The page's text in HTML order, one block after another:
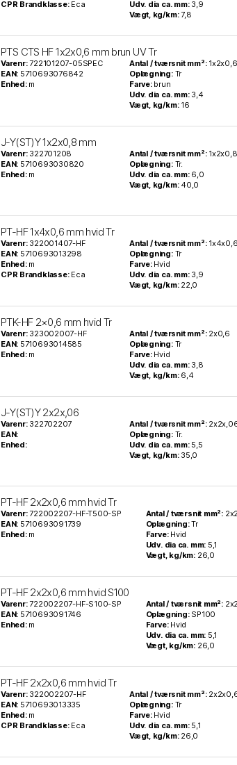
CPR Brandklasse: Eca
Udv. dia ca. mm: 3,9
Vægt, kg/km:7,8
PTS CTS HF 1x2x0,6 mm brun UV Tr
Varenr:722101207-05SPEC
EAN: 5710693076842
Enhed: m
Antal / tværsnit mm²:
Oplægning: Tr
Farve: brun
Udv. dia ca. mm: 3,4
Vægt, kg/km: 16
J-Y(ST)Y 1x2x0,8 mm
Varenr: 322701208
EAN: 5710693030820
Enhed: m
Antal / tværsnit mm²: 1x2x0,8
Oplægning: Tr.
Udv. dia ca. mm: 6,0
Vægt, kg/km: 40,0
PT-HF 1x4x0,6 mm hvid Tr
Varenr: 322001407-HF
EAN: 5710693013298
Enhed: m
CPR Brandklasse: Eca
Antal / tværsnit mm²:
Oplægning: Tr
Farve: Hvid
Udv. dia ca. mm: 3,9
Vægt, kg/km: 22,0
PTK-HF 2×0,6 mm hvid Tr
Varenr: 323002007-HF
EAN: 5710693014585
Enhed: m
Antal / tværsnit mm²: 2x0,6
Oplægning: Tr
Farve: Hvid
Udv. dia ca. mm: 3,8
Vægt, kg/km: 6,4
J-Y(ST)Y 2x2x,06
Varenr: 322702207
EAN:
Enhed:
Antal / tværsnit mm²:
Oplægning: Tr.
Udv. dia ca. mm: 5,5
Vægt, kg/km: 35,0
PT-HF 2x2x0,6 mm hvid Tr
Varenr:722002207-HF-T500-SP
EAN: 5710693091739
Enhed: m
Antal / tværsnit mm²:
Oplægning:Tr
Farve: Hvid
Udv. dia ca. mm: 5,1
Vægt, kg/km: 26,0
PT-HF 2x2x0,6 mm hvid S100
Varenr:722002207-HF-S100-SP
EAN: 5710693091746
Enhed: m
Antal / tværsnit mm²:
Oplægning: SP100
Farve: Hvid
Udv. dia ca. mm: 5,1
Vægt, kg/km: 26,0
PT-HF 2x2x0,6 mm hvid Tr
Varenr: 322002207-HF
EAN: 5710693013335
Enhed: m
CPR Brandklasse: Eca
Antal / tværsnit mm²:
Oplægning: Tr
Farve: Hvid
Udv. dia ca. mm: 5,1
Vægt, kg/km: 26,0